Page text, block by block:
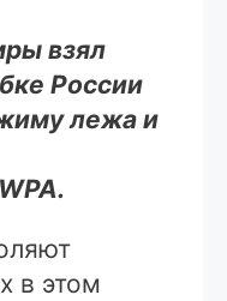
взял
России
лежа и
в этом